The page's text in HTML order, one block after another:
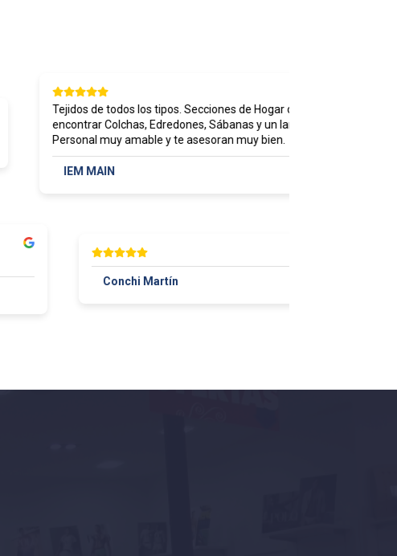
Tejidos de todos los tipos. Secciones de Hogar donde puedes
encontrar Colchas, Edredones, Sábanas y un largo etcétera.
Personal muy amable y te asesoran muy bien.
IEM MAIN
Conchi Martín